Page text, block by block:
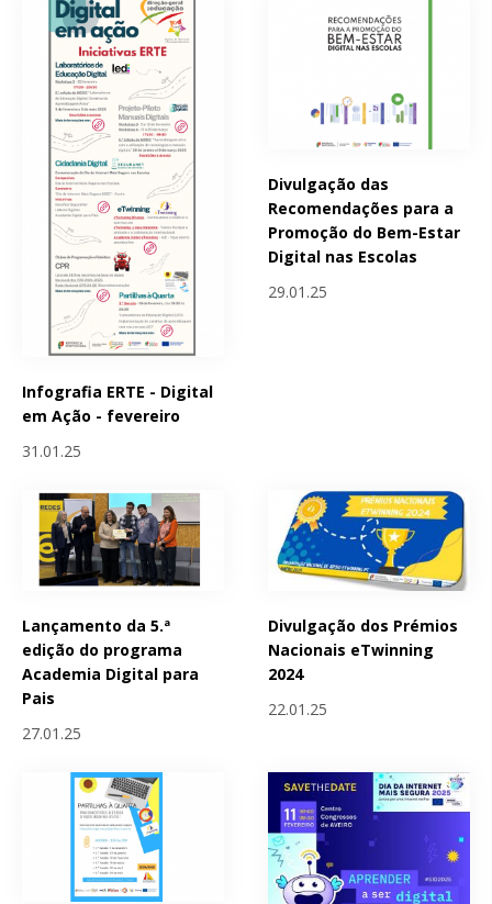
Infografia ERTE - Digital
em Ação - fevereiro
31.01.25
Divulgação das
Recomendações para a
Promoção do Bem-Estar
Digital nas Escolas
29.01.25
Lançamento da 5.ª
edição do programa
Academia Digital para
Pais
27.01.25
Divulgação dos Prémios
Nacionais eTwinning
2024
22.01.25